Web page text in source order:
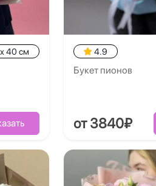
40 см 4.9
Букет пионов
от 3840₽